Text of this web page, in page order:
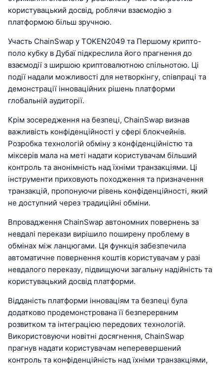
користувацький досвід, роблячи взаємодію з
платформою більш зручною.
Участь ChainSwap у TOKEN2049 та Першому крипто-
поло кубку в Дубаї підкреслила його прагнення до
взаємодії з ширшою криптовалютною спільнотою. Ці
події надали можливості для нетворкінгу, співпраці та
демонстрації інноваційних рішень платформи
глобальній аудиторії.
Крім зосередження на безпеці, ChainSwap визнав
важливість конфіденційності у сфері блокчейнів.
Розробка технологій обміну з конфіденційністю та
міксерів мала на меті надати користувачам більший
контроль та анонімність над їхніми транзакціями. Ці
інструменти приховують походження та призначення
транзакцій, пропонуючи рівень конфіденційності, який
не доступний через традиційні обміни.
Впровадження ChainSwap автономних повернень за
невдалі перекази вирішило поширену проблему в
обмінах між ланцюгами. Ця функція забезпечила
автоматичне повернення коштів користувачам у разі
невдалого переказу, підвищуючи загальну надійність та
користувацький досвід платформи.
Відданість платформи інноваціям та безпеці була
додатково продемонстрована її безперервним
розвитком та інтеграцією передових технологій.
Використовуючи новітні досягнення, ChainSwap
прагнув надати користувачам неперевершений
контроль та конфіденційність над їхніми транзакціями,